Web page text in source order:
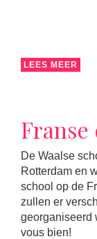
LEES MEER
Franse
De Waalse
Rotterdam en
school op de
zullen er
georganiseerd
vous bien!